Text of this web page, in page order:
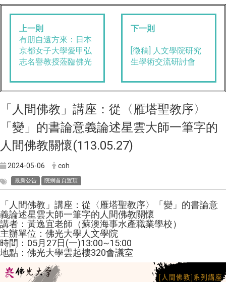
上一則
有朋自遠方來：日本
京都女子大學愛甲弘
志名譽教授蒞臨佛光
下一則
[徵稿] 人文學院研究
生學術交流研討會
「人間佛教」講座：從〈雁塔聖教序〉
「變」的書論意義論述星雲大師一筆字的
人間佛教關懷(113.05.27)
2024-05-06 coh
最新公告 院網首頁置頂
「人間佛教」講座：從〈雁塔聖教序〉「變」的書論意
義論述星雲大師一筆字的人間佛教關懷
講者：黃逸宜老師（蘇澳海事水產職業學校）
主辦單位：佛光大學人文學院
時間：05月27日(一)13:00~15:00
地點：佛光大學雲起樓320會議室